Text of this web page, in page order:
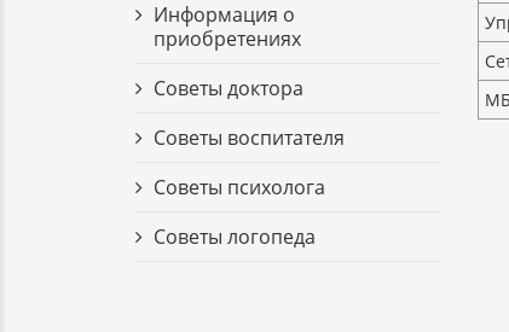
Информация о
приобретениях
Советы доктора
Советы воспитателя
Советы психолога
Советы логопеда